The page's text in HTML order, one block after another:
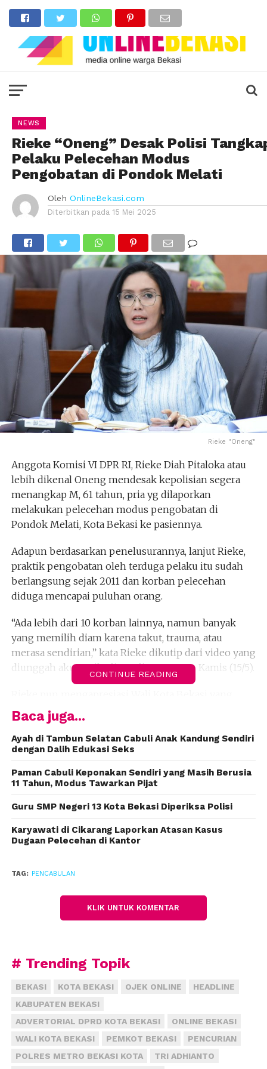
NEWS
Rieke “Oneng” Desak Polisi
Pelaku Pelecehan Modus
Pengobatan di Pondok Melati
Oleh OnlineBekasi.com
Diterbitkan pada 15 Mei 2025
Rieke "Oneng"
Anggota Komisi VI DPR RI, Rieke Diah Pitaloka atau
lebih dikenal Oneng mendesak kepolisian segera
menangkap M, 61 tahun, pria yg dilaporkan
melakukan pelecehan modus pengobatan di
Pondok Melati, Kota Bekasi ke pasiennya.
Adapun berdasarkan penelusurannya, lanjut Rieke,
praktik pengobatan oleh terduga pelaku itu sudah
berlangsung sejak 2011 dan korban pelecehan
diduga mencapai puluhan orang.
“Ada lebih dari 10 korban lainnya, namun banyak
yang memilih diam karena takut, trauma, atau
merasa sendirian,” kata Rieke dikutip dari video yang
diunggah akun pribadinya di Instagram, Kamis (15/5).
bergerak cepat menyegel lokasi praktik pengobatan
itu. Dia berharap pelaku bisa segera ditangkap dan
menjalani proses hukum.
menangkap si oknum. Tangkap polisi, jangan
didiemin!” tegas Rieke. (dpr)
CONTINUE READING
Baca juga...
Ayah di Tambun Selatan Cabuli Anak Kandung Sendiri
dengan Dalih Edukasi Seks
Paman Cabuli Keponakan Sendiri yang Masih Berusia
11 Tahun, Modus Tawarkan Pijat
Guru SMP Negeri 13 Kota Bekasi Diperiksa Polisi
Karyawati di Cikarang Laporkan Atasan Kasus
Dugaan Pelecehan di Kantor
TAG: PENCABULAN
KLIK UNTUK KOMENTAR
# Trending Topik
BEKASI KOTA BEKASI OJEK ONLINE
HEADLINE
KABUPATEN BEKASI
ADVERTORIAL DPRD KOTA BEKASI
ONLINE BEKASI
WALI KOTA BEKASI
PEMKOT BEKASI
PENCURIAN
POLRES METRO BEKASI KOTA
TRI ADHIANTO